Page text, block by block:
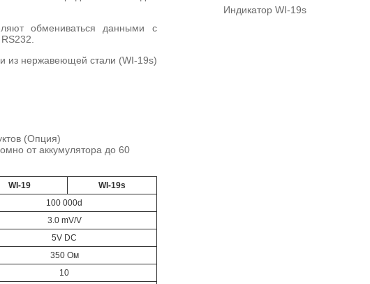
обмениваться данными с
из нержавеющей стали (WI-19s)
(Опция)
от аккумулятора до 60
WI-19
WI-19s
100 000d
3.0 mV/V
5V DC
350 Ом
10
Индикатор WI-19s